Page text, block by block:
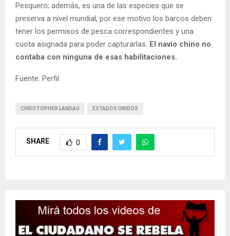
Pesquero; además, es una de las especies que se
preserva a nivel mundial, por ese motivo los barcos deben
tener los permisos de pesca correspondientes y una
cuota asignada para poder capturarlas. El navío chino no
contaba con ninguna de esas habilitaciones.
Fuente: Perfil
CHRISTOPHER LANDAU ESTADOS UNIDOS
SHARE 0